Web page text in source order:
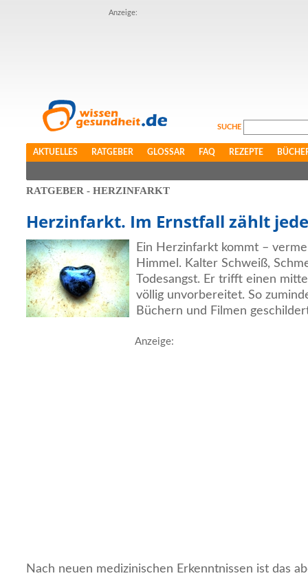
Anzeige:
SUCHE
AKTUELLES RATGEBER GLOSSAR FAQ REZEPTE
RATGEBER - HERZINFARKT
Herzinfarkt. Im Ernstfall zählt
Ein Herzinfarkt kommt –
Himmel. Kalter Schweiß,
Todesangst. Er trifft einen
völlig unvorbereitet. So
Büchern und Filmen
Anzeige:
Nach neuen medizinischen Erkenntnissen ist das